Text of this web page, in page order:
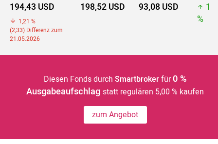
194,43 USD
1,21 %
(2,33) Differenz zum
21.05.2026
198,52 USD 93,08 USD
%
Diesen Fonds durch Smartbrokerfür 0 %
Ausgabeaufschlagstatt regulären 5,00 % kaufen
zum Angebot